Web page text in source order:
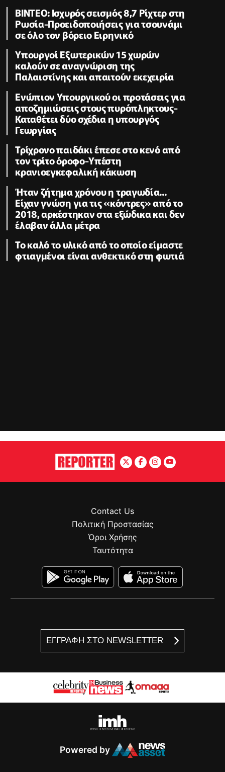
ΒΙΝΤΕΟ: Ισχυρός σεισμός 8,7 Ρίχτερ στη
Ρωσία-Προειδοποιήσεις για τσουνάμι
σε όλο τον βόρειο Ειρηνικό
Υπουργοί Εξωτερικών 15 χωρών
καλούν σε αναγνώριση της
Παλαιστίνης και απαιτούν εκεχειρία
Ενώπιον Υπουργικού οι προτάσεις για
αποζημιώσεις στους πυρόπληκτους-
Καταθέτει δύο σχέδια η υπουργός
Γεωργίας
Τρίχρονο παιδάκι έπεσε στο κενό από
τον τρίτο όροφο-Υπέστη
κρανιοεγκεφαλική κάκωση
Ήταν ζήτημα χρόνου η τραγωδία...
Είχαν γνώση για τις «κόντρες» από το
2018, αρκέστηκαν στα εξώδικα και δεν
έλαβαν άλλα μέτρα
Το καλό το υλικό από το οποίο είμαστε
φτιαγμένοι είναι ανθεκτικό στη φωτιά
ΕΓΓΡΑΦΗ ΣΤΟ NEWSLETTER
Contact Us
Πολιτική Προστασίας
Όροι Χρήσης
Ταυτότητα
Powered by